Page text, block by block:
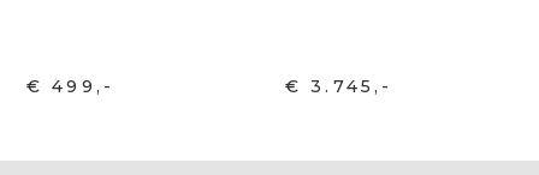
€ 499,- € 3.745,-